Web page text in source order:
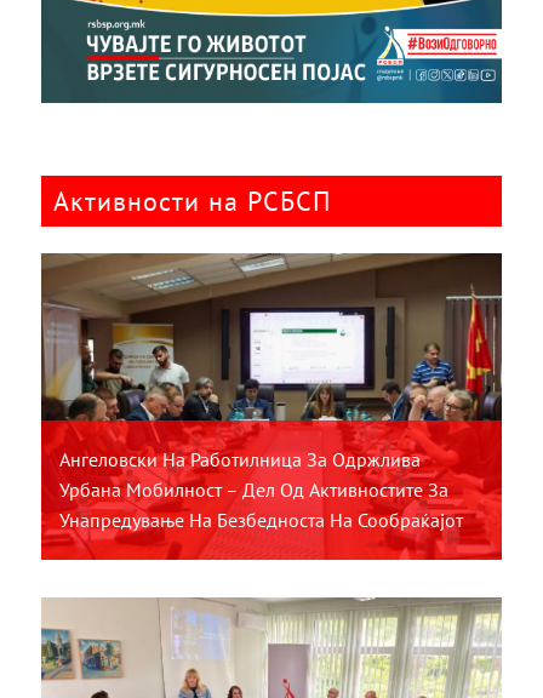
Активности на РСБСП
Ангеловски На Работилница За Одржлива
Урбана Мобилност – Дел Од Активностите За
Унапредување На Безбедноста На Сообраќајот